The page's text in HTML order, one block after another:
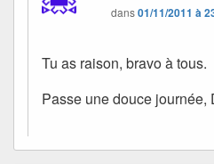
dans01/11/2011 à
Tu as raison, bravo à tous.
Passe une douce journée,